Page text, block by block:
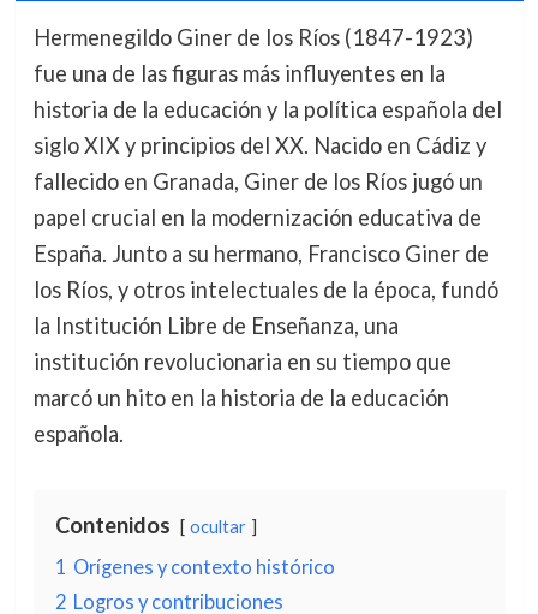
Hermenegildo Giner de los Ríos (1847-1923)
fue una de las figuras más influyentes en la
historia de la educación y la política española del
siglo XIX y principios del XX. Nacido en Cádiz y
fallecido en Granada, Giner de los Ríos jugó un
papel crucial en la modernización educativa de
España. Junto a su hermano, Francisco Giner de
los Ríos, y otros intelectuales de la época, fundó
la Institución Libre de Enseñanza, una
institución revolucionaria en su tiempo que
marcó un hito en la historia de la educación
española.
Contenidos ocultar
1 Orígenes y contexto histórico
2 Logros y contribuciones